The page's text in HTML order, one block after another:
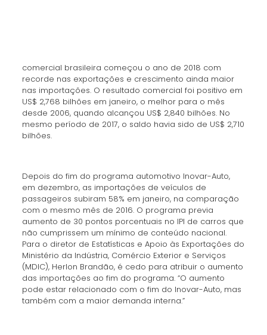
comercial brasileira começou o ano de 2018 com
recorde nas exportações e crescimento ainda maior
nas importações. O resultado comercial foi positivo em
US$ 2,768 bilhões em janeiro, o melhor para o mês
desde 2006, quando alcançou US$ 2,840 bilhões. No
mesmo período de 2017, o saldo havia sido de US$ 2,710
bilhões.
Depois do fim do programa automotivo Inovar-Auto,
em dezembro, as importações de veículos de
passageiros subiram 58% em janeiro, na comparação
com o mesmo mês de 2016. O programa previa
aumento de 30 pontos porcentuais no IPI de carros que
não cumprissem um mínimo de conteúdo nacional.
Para o diretor de Estatísticas e Apoio às Exportações do
Ministério da Indústria, Comércio Exterior e Serviços
(MDIC), Herlon Brandão, é cedo para atribuir o aumento
das importações ao fim do programa. “O aumento
pode estar relacionado com o fim do Inovar-Auto, mas
também com a maior demanda interna.”